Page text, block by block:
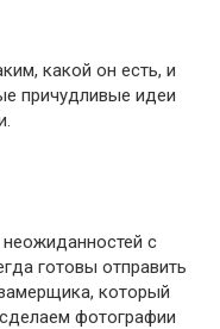
какой он есть, и
причудливые идеи
с
готовы отправить
который
фотографии